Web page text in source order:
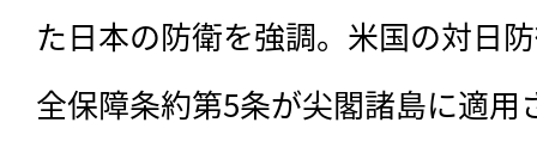
た日本の防衛を強調。米国の対日
全保障条約第5条が尖閣諸島に適